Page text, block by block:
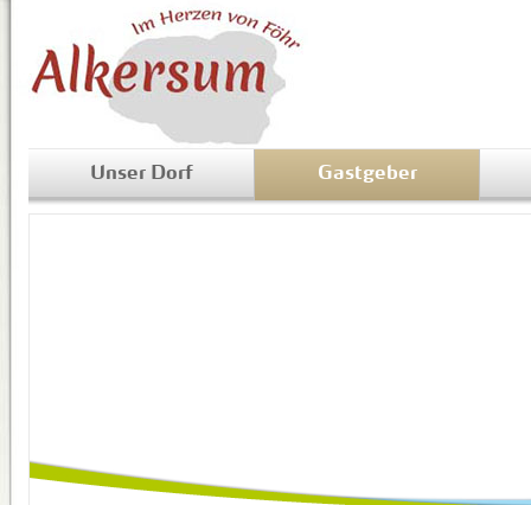
Unser Dorf Gastgeber